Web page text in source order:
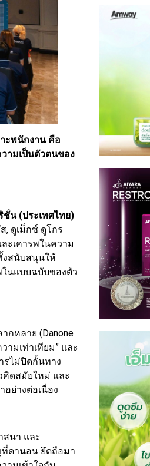
ะพนักงาน คือ
ามเป็นตัวตนของ
ชั่น (ประเทศไทย)
, ดูเม็กซ์ ดูโกร
ะเคารพในความ
งสนับสนุนให้
นแบบฉบับของตัว
กหลาย (Danone
มเท่าเทียม” และ
รไม่ปิดกั้นทาง
คิดสมัยใหม่ และ
ย่างต่อเนื่อง
สนา และ
ดานอน ยึดถือมา